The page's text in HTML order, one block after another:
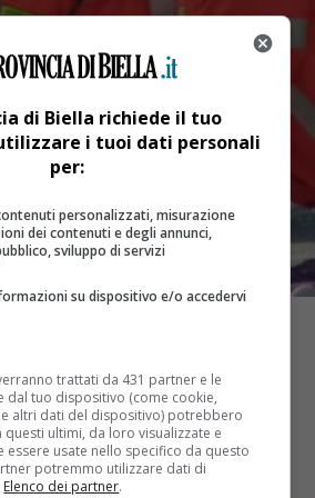
di Biella richiede il tuo
i tuoi dati personali
per:
personalizzati, misurazione
dei contenuti e degli annunci,
sviluppo di servizi
su dispositivo e/o accedervi
trattati da 431 partner e le
dal tuo dispositivo (come cookie,
altri dati del dispositivo) potrebbero
questi ultimi, da loro visualizzate e
usate nello specifico da questo
potremmo utilizzare dati di
Elenco dei partner.